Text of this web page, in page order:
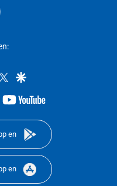
twittergoogle
youtube-
en
en